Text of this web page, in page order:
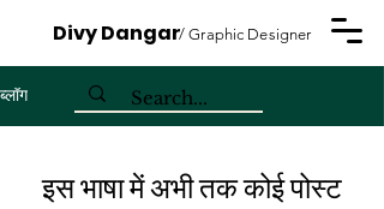
Divy Dangar/ Graphic Designer
ब्लॉग
इस भाषा में अभी तक कोई पोस्ट